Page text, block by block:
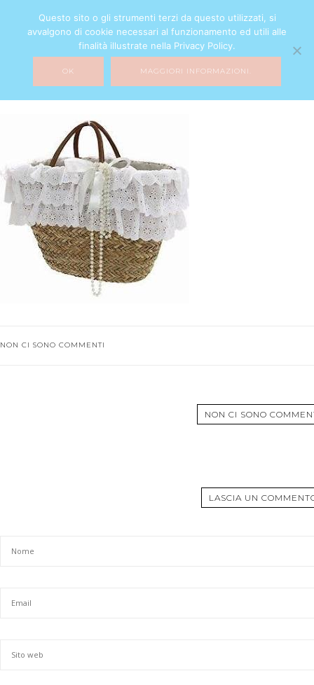
download
7 GIUGNO 2017
NON CI SONO COMMENTI
NON CI SONO
LASCIA UN
Questo sito o gli strumenti terzi da questo utilizzati, si
avvalgono di cookie necessari al funzionamento ed utili alle
finalità illustrate nella Privacy Policy.
OK MAGGIORI INFORMAZIONI.